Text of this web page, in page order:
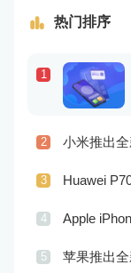
热门排序
1
2 小米推出
3
4
5 苹果推出